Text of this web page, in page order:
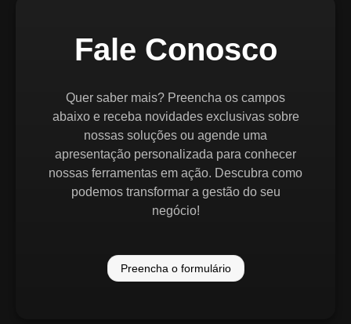
Fale Conosco
Quer saber mais? Preencha os campos
abaixo e receba novidades exclusivas sobre
nossas soluções ou agende uma
apresentação personalizada para conhecer
nossas ferramentas em ação. Descubra como
podemos transformar a gestão do seu
negócio!
Preencha o formulário